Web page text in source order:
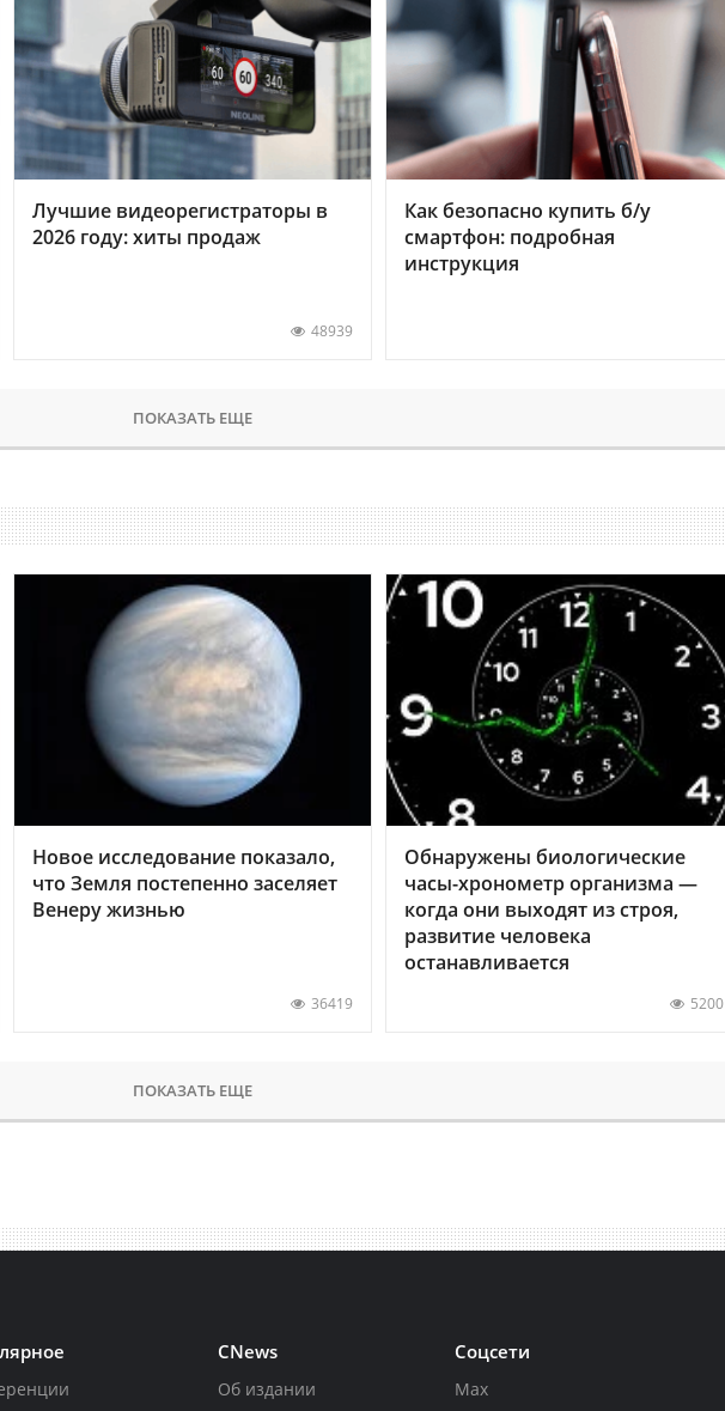
Лучшие видеорегистраторы в
2026 году: хиты продаж
48939
Как безопасно купить б/у
смартфон: подробная
инструкция
ПОКАЗАТЬ ЕЩЕ
Новое исследование показало,
что Земля постепенно заселяет
Венеру жизнью
36419
Обнаружены биологические
часы-хронометр организма —
когда они выходят из строя,
развитие человека
останавливается
5200
ПОКАЗАТЬ ЕЩЕ
CNews
Об издании
Соцсети
Max